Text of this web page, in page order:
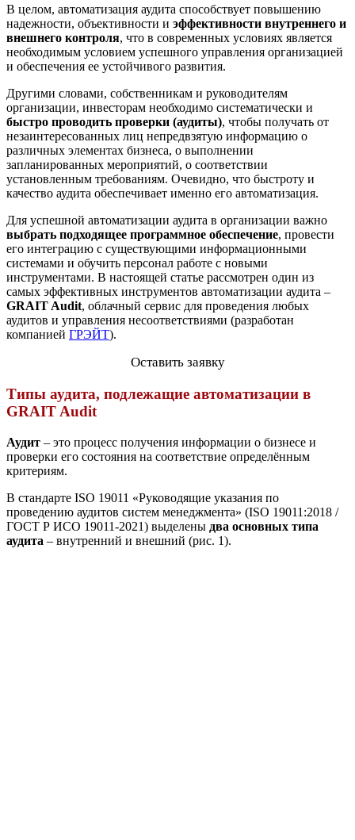
В целом, автоматизация аудита способствует повышению
надежности, объективности и эффективности внутреннего и
внешнего контроля, что в современных условиях является
необходимым условием успешного управления организацией
и обеспечения ее устойчивого развития.
Другими словами, собственникам и руководителям
организации, инвесторам необходимо систематически и
быстро проводить проверки (аудиты), чтобы получать от
незаинтересованных лиц непредвзятую информацию о
различных элементах бизнеса, о выполнении
запланированных мероприятий, о соответствии
установленным требованиям. Очевидно, что быстроту и
качество аудита обеспечивает именно его автоматизация.
Для успешной автоматизации аудита в организации важно
выбрать подходящее программное обеспечение, провести
его интеграцию с существующими информационными
системами и обучить персонал работе с новыми
инструментами. В настоящей статье рассмотрен один из
самых эффективных инструментов автоматизации аудита –
GRAIT Audit, облачный сервис для проведения любых
аудитов и управления несоответствиями (разработан
компанией ГРЭЙТ).
Оставить заявку
Типы аудита, подлежащие автоматизации в
GRAIT Audit
Аудит – это процесс получения информации о бизнесе и
проверки его состояния на соответствие определённым
критериям.
В стандарте ISO 19011 «Руководящие указания по
проведению аудитов систем менеджмента» (ISO 19011:2018 /
ГОСТ Р ИСО 19011-2021) выделены два основных типа
аудита – внутренний и внешний (рис. 1).